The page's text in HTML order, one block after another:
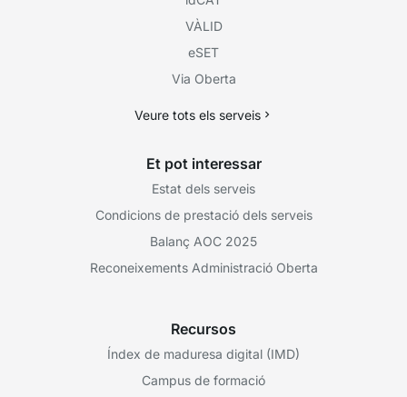
VÀLID
eSET
Via Oberta
Veure tots els serveis
Et pot interessar
Estat dels serveis
Condicions de prestació dels serveis
Balanç AOC 2025
Reconeixements Administració Oberta
Recursos
Índex de maduresa digital (IMD)
Campus de formació